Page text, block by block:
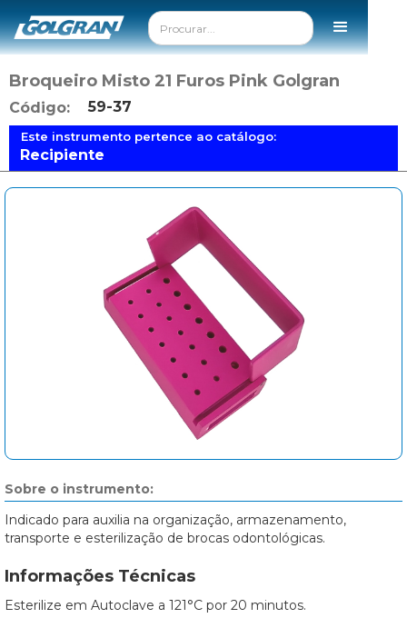
Broqueiro Misto 21 Furos Pink Golgran
Código: 59-37
Este instrumento pertence ao catálogo:
Recipiente
Sobre o instrumento:
Indicado para auxilia na organização, armazenamento,
transporte e esterilização de brocas odontológicas.
Informações Técnicas
Esterilize em Autoclave a 121°C por 20 minutos.